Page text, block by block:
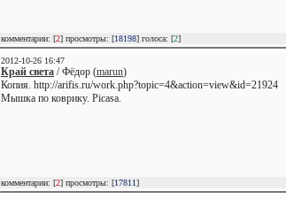
комментарии: [2] просмотры: [18198] голоса: [2]
2012-10-26 16:47
Край света / Фёдор (marun)
Копия. http://arifis.ru/work.php?topic=4&action=view&id=21924
Мышка по коврику. Picasa.
комментарии: [2] просмотры: [17811]